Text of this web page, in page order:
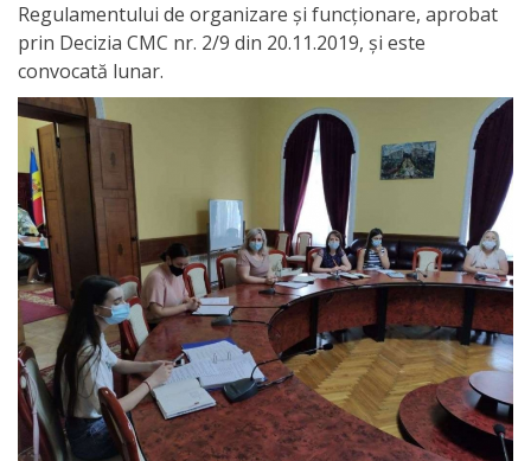
Achiziții
publice
Invitații
de
participare
Planuri
de
achiziții
Anticorupție
Regulamentului de organizare şi funcţionare, aprobat
prin Decizia CMC nr. 2/9 din 20.11.2019, şi este
convocată lunar.